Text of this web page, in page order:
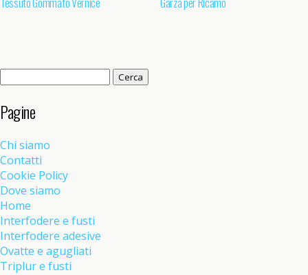
Pagine
Chi siamo
Contatti
Cookie Policy
Dove siamo
Home
Interfodere e fusti
Interfodere adesive
Ovatte e agugliati
Triplur e fusti